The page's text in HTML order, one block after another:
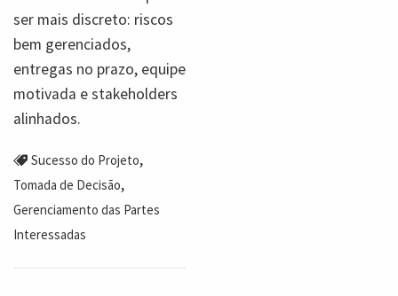
ser mais discreto: riscos
bem gerenciados,
entregas no prazo, equipe
motivada e stakeholders
alinhados.
Sucesso do Projeto,
Tomada de Decisão,
Gerenciamento das Partes
Interessadas